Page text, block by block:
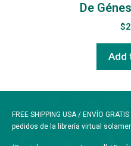
De
$
Add
FREE SHIPPING USA / ENVÍO
pedidos de la librería virtual